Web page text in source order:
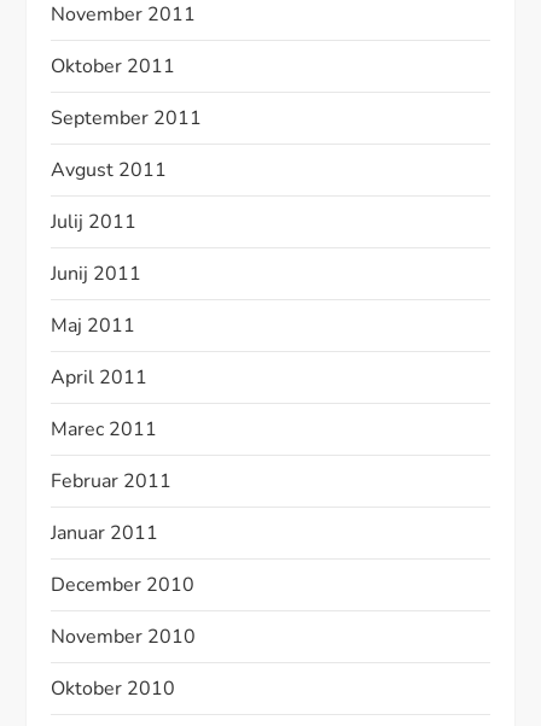
November 2011
Oktober 2011
September 2011
Avgust 2011
Julij 2011
Junij 2011
Maj 2011
April 2011
Marec 2011
Februar 2011
Januar 2011
December 2010
November 2010
Oktober 2010